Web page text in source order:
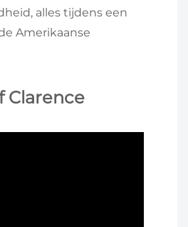
alles tijdens een
Amerikaanse
Clarence